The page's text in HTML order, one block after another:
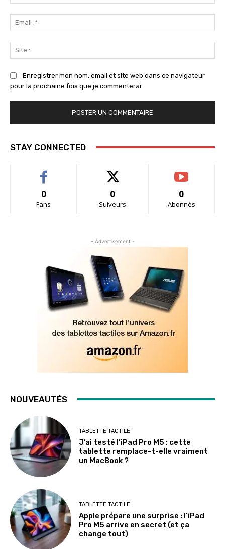
:*
:
Enregistrer mon nom, email et site web dans ce navigateur
pour la prochaine fois que je commenterai.
STAY CONNECTED
0
Fans
0
Suiveurs
0
Abonnés
- Advertisement -
NOUVEAUTÉS
TABLETTE TACTILE
J’ai testé l’iPad Pro M5 : cette
tablette remplace-t-elle vraiment
un MacBook ?
TABLETTE TACTILE
Apple prépare une surprise : l’iPad
Pro M5 arrive en secret (et ça
change tout)